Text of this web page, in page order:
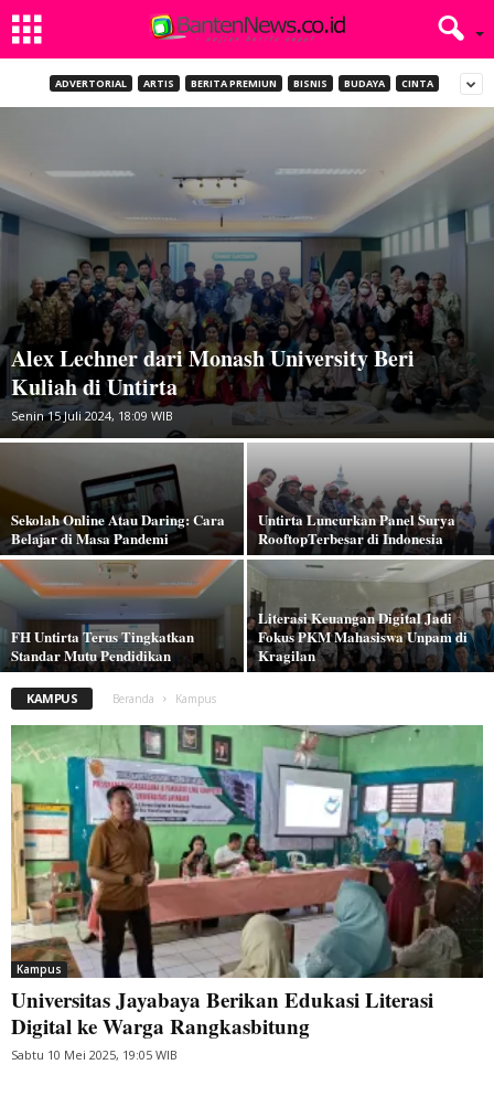
ADVERTORIAL ARTIS BERITA PREMIUN BISNIS BUDAYA CINTA
Alex Lechner dari Monash University Beri
Kuliah di Untirta
Senin 15 Juli 2024, 18:09 WIB
Sekolah Online Atau Daring: Cara
Belajar di Masa Pandemi
Untirta Luncurkan Panel Surya
RooftopTerbesar di Indonesia
FH Untirta Terus Tingkatkan
Standar Mutu Pendidikan
Literasi Keuangan Digital Jadi
Fokus PKM Mahasiswa Unpam di
Kragilan
KAMPUS Beranda Kampus
Kampus
Universitas Jayabaya Berikan Edukasi Literasi
Digital ke Warga Rangkasbitung
Sabtu 10 Mei 2025, 19:05 WIB